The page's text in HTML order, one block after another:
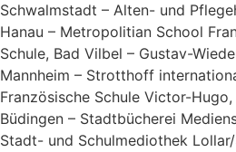
Schwalmstadt – Alten- und
Hanau – Metropolitian School
Schule, Bad Vilbel – Gustav-
Mannheim – Strotthoff
Französische Schule Victor-
Büdingen – Stadtbücherei
Stadt- und Schulmediothek